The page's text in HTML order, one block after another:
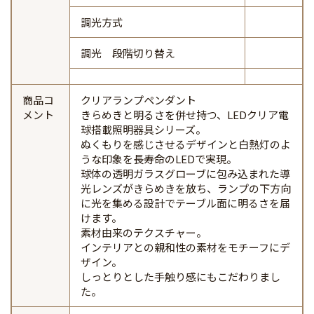
調光方式
調光 段階切り替え
商品コ
メント
クリアランプペンダント
きらめきと明るさを併せ持つ、LEDクリア電
球搭載照明器具シリーズ。
ぬくもりを感じさせるデザインと白熱灯のよ
うな印象を長寿命のLEDで実現。
球体の透明ガラスグローブに包み込まれた導
光レンズがきらめきを放ち、ランプの下方向
に光を集める設計でテーブル面に明るさを届
けます。
素材由来のテクスチャー。
インテリアとの親和性の素材をモチーフにデ
ザイン。
しっとりとした手触り感にもこだわりまし
た。